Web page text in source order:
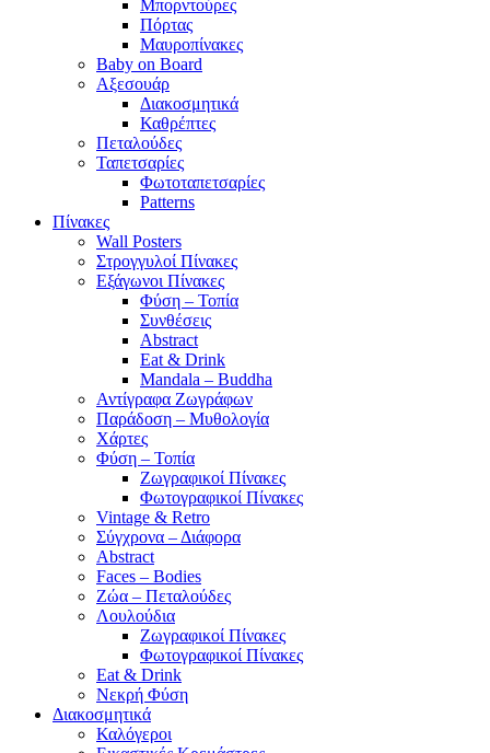
Μπορντούρες
Πόρτας
Μαυροπίνακες
Baby on Board
Αξεσουάρ
Διακοσμητικά
Καθρέπτες
Πεταλούδες
Ταπετσαρίες
Φωτοταπετσαρίες
Patterns
Πίνακες
Wall Posters
Στρογγυλοί Πίνακες
Εξάγωνοι Πίνακες
Φύση – Τοπία
Συνθέσεις
Abstract
Eat & Drink
Mandala – Buddha
Αντίγραφα Ζωγράφων
Παράδοση – Μυθολογία
Χάρτες
Φύση – Τοπία
Ζωγραφικοί Πίνακες
Φωτογραφικοί Πίνακες
Vintage & Retro
Σύγχρονα – Διάφορα
Abstract
Faces – Bodies
Ζώα – Πεταλούδες
Λουλούδια
Ζωγραφικοί Πίνακες
Φωτογραφικοί Πίνακες
Eat & Drink
Νεκρή Φύση
Διακοσμητικά
Καλόγεροι